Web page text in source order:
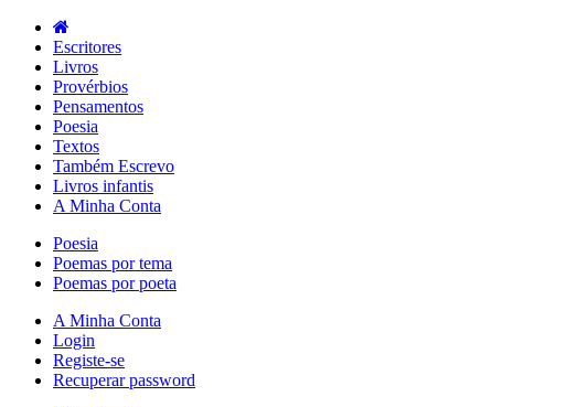
Escritores
Livros
Provérbios
Pensamentos
Poesia
Textos
Também Escrevo
Livros infantis
A Minha Conta
Poesia
Poemas por tema
Poemas por poeta
A Minha Conta
Login
Registe-se
Recuperar password